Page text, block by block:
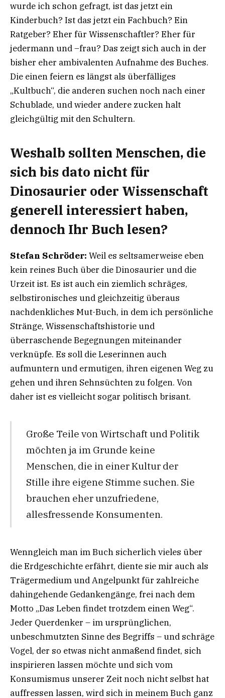
wurde ich schon gefragt, ist das jetzt ein
Kinderbuch? Ist das jetzt ein Fachbuch? Ein
Ratgeber? Eher für Wissenschaftler? Eher für
jedermann und –frau? Das zeigt sich auch in der
bisher eher ambivalenten Aufnahme des Buches.
Die einen feiern es längst als überfälliges
„Kultbuch“, die anderen suchen noch nach einer
Schublade, und wieder andere zucken halt
gleichgültig mit den Schultern.
Weshalb sollten Menschen, die
sich bis dato nicht für
Dinosaurier oder Wissenschaft
generell interessiert haben,
dennoch Ihr Buch lesen?
Stefan Schröder: Weil es seltsamerweise eben
kein reines Buch über die Dinosaurier und die
Urzeit ist. Es ist auch ein ziemlich schräges,
selbstironisches und gleichzeitig überaus
nachdenkliches Mut-Buch, in dem ich persönliche
Stränge, Wissenschaftshistorie und
überraschende Begegnungen miteinander
verknüpfe. Es soll die Leserinnen auch
aufmuntern und ermutigen, ihren eigenen Weg zu
gehen und ihren Sehnsüchten zu folgen. Von
daher ist es vielleicht sogar politisch brisant.
Große Teile von Wirtschaft und Politik
möchten ja im Grunde keine
Menschen, die in einer Kultur der
Stille ihre eigene Stimme suchen. Sie
brauchen eher unzufriedene,
allesfressende Konsumenten.
Wenngleich man im Buch sicherlich vieles über
die Erdgeschichte erfährt, diente sie mir auch als
Trägermedium und Angelpunkt für zahlreiche
dahingehende Gedankengänge, frei nach dem
Motto „Das Leben findet trotzdem einen Weg“.
Jeder Querdenker – im ursprünglichen,
unbeschmutzten Sinne des Begriffs – und schräge
Vogel, der so etwas nicht anmaßend findet, sich
inspirieren lassen möchte und sich vom
Konsumismus unserer Zeit noch nicht selbst hat
auffressen lassen, wird sich in meinem Buch ganz